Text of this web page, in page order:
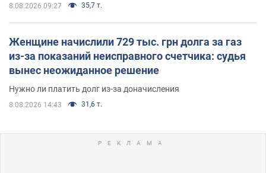
8.08.2026 09:27 35,7 т.
Женщине начислили 729 тыс. грн долга за газ
из-за показаний неисправного счетчика: судья
вынес неожиданное решение
Нужно ли платить долг из-за доначисления
8.08.2026 14:43 31,6 т.